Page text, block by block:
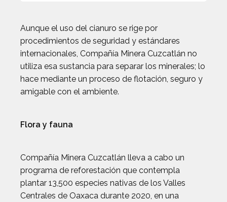
Aunque el uso del cianuro se rige por
procedimientos de seguridad y estándares
internacionales, Compañía Minera Cuzcatlán no
utiliza esa sustancia para separar los minerales; lo
hace mediante un proceso de flotación, seguro y
amigable con el ambiente.
Flora y fauna
Compañía Minera Cuzcatlán lleva a cabo un
programa de reforestación que contempla
plantar 13,500 especies nativas de los Valles
Centrales de Oaxaca durante 2020, en una